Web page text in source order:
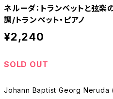
ネルーダ：トランペットと弦
調/トランペット・ピアノ
¥2,240
SOLD OUT
Johann Baptist Georg Neruda